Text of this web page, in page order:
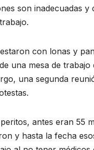
son inadecuadas
con lonas y
una mesa de
una segunda
antes eran 55
y hasta la fecha